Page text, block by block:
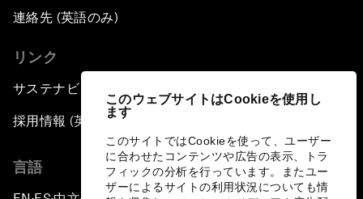
このウェブサイトはCookieを使用し
ます
このサイトではCookieを使って、ユーザー
に合わせたコンテンツや広告の表示、トラ
フィックの分析を行っています。またユー
ザーによるサイトの利用状況についても情
連絡先 (英語のみ)
リンク
サステナビリティへの取り組み
採用情報 (英語のみ)
言語